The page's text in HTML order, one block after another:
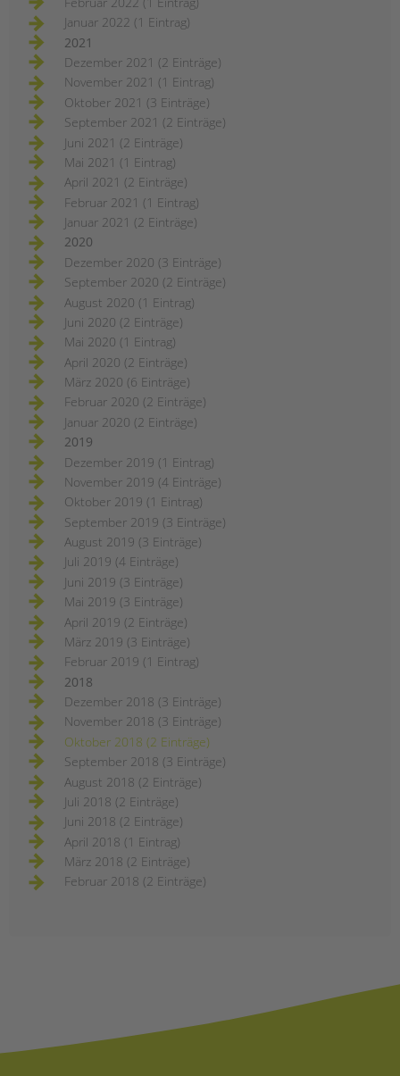
Januar 2022 (1 Eintrag)
2021
Dezember 2021 (2 Einträge)
November 2021 (1 Eintrag)
Oktober 2021 (3 Einträge)
September 2021 (2 Einträge)
Juni 2021 (2 Einträge)
Mai 2021 (1 Eintrag)
April 2021 (2 Einträge)
Februar 2021 (1 Eintrag)
Januar 2021 (2 Einträge)
2020
Dezember 2020 (3 Einträge)
September 2020 (2 Einträge)
August 2020 (1 Eintrag)
Juni 2020 (2 Einträge)
Mai 2020 (1 Eintrag)
April 2020 (2 Einträge)
März 2020 (6 Einträge)
Februar 2020 (2 Einträge)
Januar 2020 (2 Einträge)
2019
Dezember 2019 (1 Eintrag)
November 2019 (4 Einträge)
Oktober 2019 (1 Eintrag)
September 2019 (3 Einträge)
August 2019 (3 Einträge)
Juli 2019 (4 Einträge)
Juni 2019 (3 Einträge)
Mai 2019 (3 Einträge)
April 2019 (2 Einträge)
März 2019 (3 Einträge)
Februar 2019 (1 Eintrag)
2018
Dezember 2018 (3 Einträge)
November 2018 (3 Einträge)
Oktober 2018 (2 Einträge)
September 2018 (3 Einträge)
August 2018 (2 Einträge)
Juli 2018 (2 Einträge)
Juni 2018 (2 Einträge)
April 2018 (1 Eintrag)
März 2018 (2 Einträge)
Februar 2018 (2 Einträge)